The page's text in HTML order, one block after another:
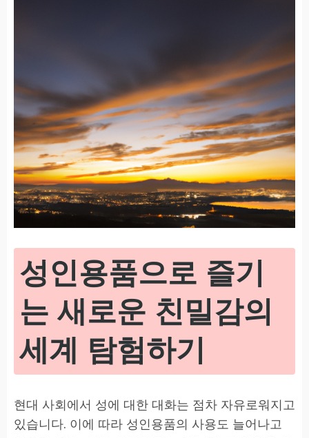
성인용품으로 즐기
는 새로운 친밀감의
세계 탐험하기
현대 사회에서 성에 대한 대화는 점차 자유로워지고
있습니다. 이에 따라 성인용품의 사용도 늘어나고